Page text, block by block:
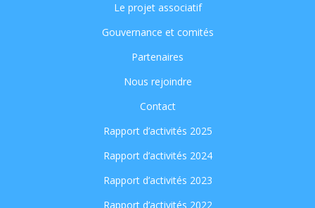
Le projet associatif
Gouvernance et comités
Partenaires
Nous rejoindre
Contact
Rapport d’activités 2025
Rapport d’activités 2024
Rapport d’activités 2023
Rapport d’activités 2022